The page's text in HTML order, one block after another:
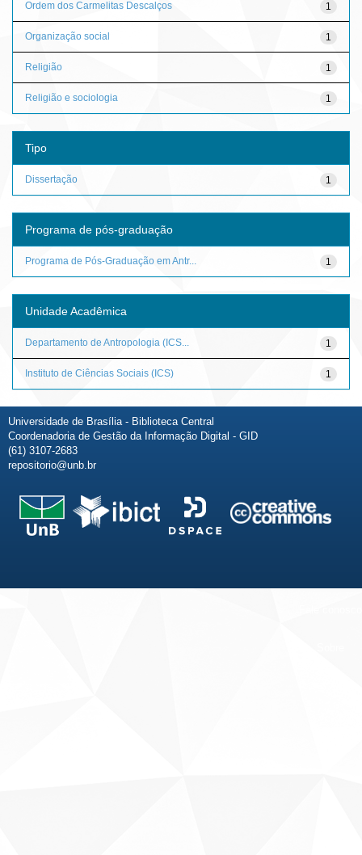
1
Ordem dos Carmelitas Descalços
1
Organização social
1
Religião
1
Religião e sociologia
Tipo
1
Dissertação
Programa de pós-graduação
1
Programa de Pós-Graduação em Antr...
Unidade Acadêmica
1
Departamento de Antropologia (ICS...
1
Instituto de Ciências Sociais (ICS)
Universidade de Brasília - Biblioteca Central
Coordenadoria de Gestão da Informação Digital - GID
(61) 3107-2683
repositorio@unb.br